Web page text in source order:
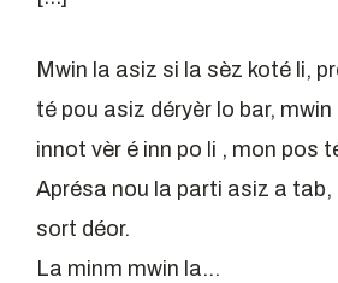
Mwin la asiz si la sèz koté li,
té pou asiz déryèr lo bar,
innot vèr é inn po li , mon pos
Aprésa nou la parti asiz a tab,
sort déor.
La minm mwin la…